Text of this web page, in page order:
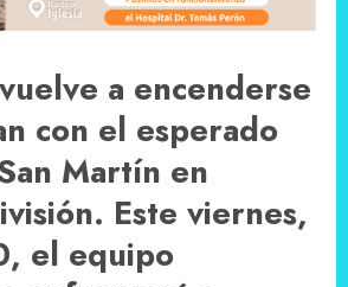
a encenderse
con el esperado
Martín en
Este viernes,
el equipo